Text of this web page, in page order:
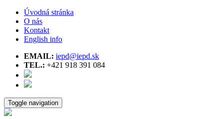
Úvodná stránka
O nás
Kontakt
English info
EMAIL: iepd@iepd.sk
TEL.: +421 918 391 084
Toggle navigation